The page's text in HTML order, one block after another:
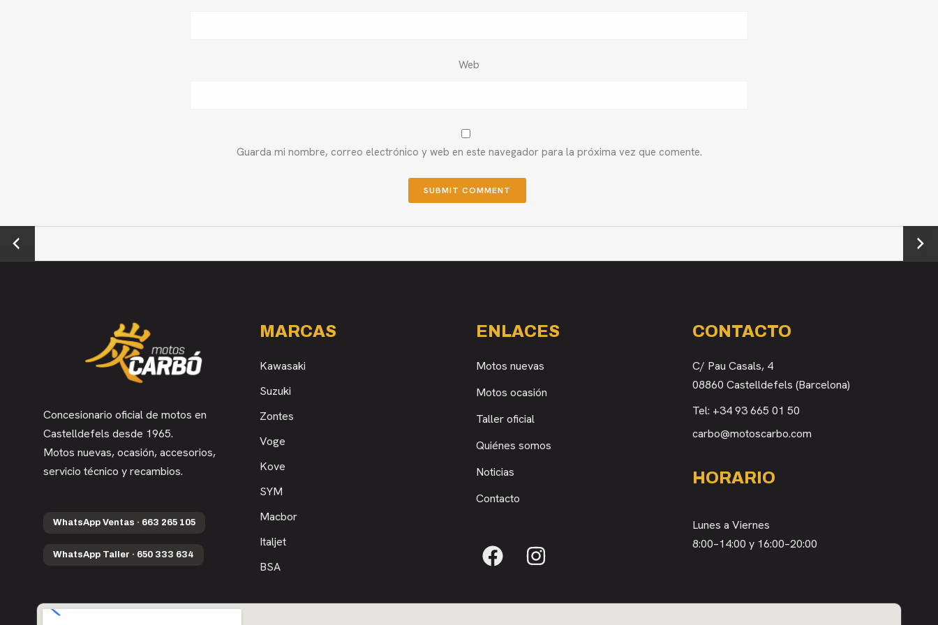
Web
Guarda mi nombre, correo electrónico y web en este navegador para la próxima vez que comente.
←
Previo
Next
→
Concesionario oficial de motos en
Castelldefels desde 1965.
Motos nuevas, ocasión, accesorios,
servicio técnico y recambios.
WhatsApp Ventas · 663 265 105
WhatsApp Taller · 650 333 634
MARCAS
Kawasaki
Suzuki
Zontes
Voge
Kove
SYM
Macbor
Italjet
BSA
ENLACES
Motos nuevas
Motos ocasión
Taller oficial
Quiénes somos
Noticias
Contacto
CONTACTO
C/ Pau Casals, 4
08860 Castelldefels (Barcelona)
Tel: +34 93 665 01 50
carbo@motoscarbo.com
HORARIO
Lunes a Viernes
8:00–14:00 y 16:00–20:00